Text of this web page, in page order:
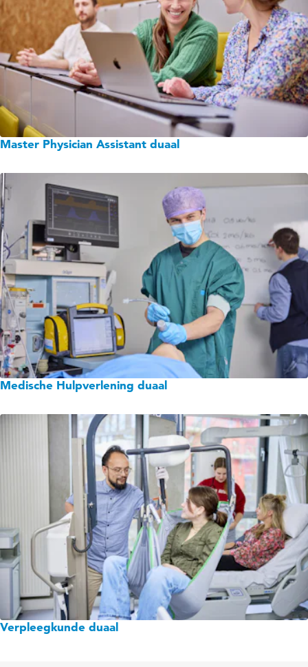
Master Physician Assistant duaal
Medische Hulpverlening duaal
Verpleegkunde duaal